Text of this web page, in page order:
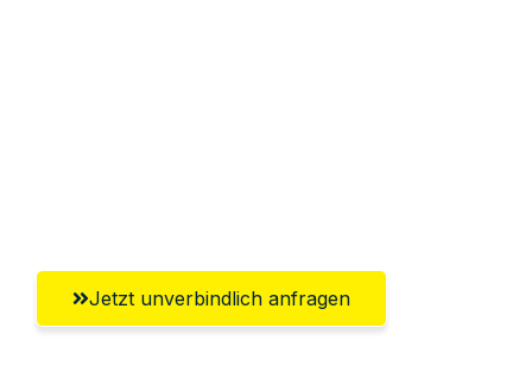
Jetzt unverbindlich anfragen